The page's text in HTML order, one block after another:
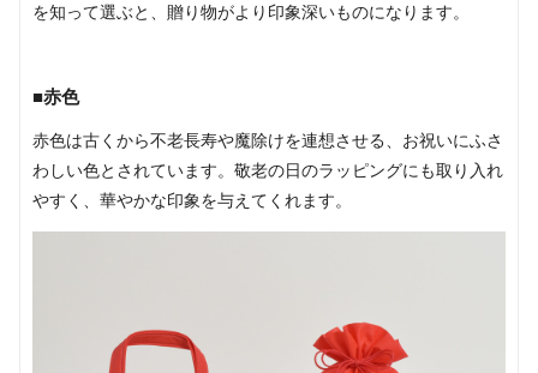
を知って選ぶと、贈り物がより印象深いものになります。
■赤色
赤色は古くから不老長寿や魔除けを連想させる、お祝いにふさ
わしい色とされています。敬老の日のラッピングにも取り入れ
やすく、華やかな印象を与えてくれます。